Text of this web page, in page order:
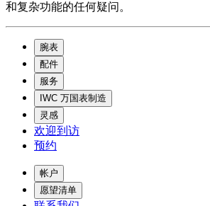
和复杂功能的任何疑问。
腕表
配件
服务
IWC 万国表制造
灵感
欢迎到访
预约
帐户
愿望清单